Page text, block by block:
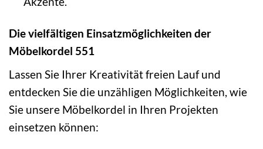
Die vielfältigen Einsatzmöglichkeiten der
Möbelkordel 551
Lassen Sie Ihrer Kreativität freien Lauf und
entdecken Sie die unzähligen Möglichkeiten, wie
Sie unsere Möbelkordel in Ihren Projekten
einsetzen können: